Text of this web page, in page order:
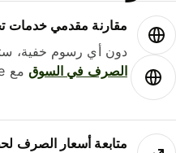
مقارنة مقدمي خدمات
دون أي رسوم خفية،
الصرف في السوق مع Wise.
متابعة أسعار الصرف